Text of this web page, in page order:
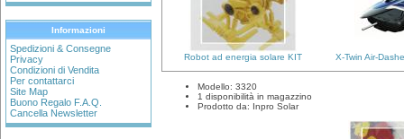
Informazioni
Spedizioni & Consegne
Privacy
Condizioni di Vendita
Per contattarci
Site Map
Buono Regalo F.A.Q.
Cancella Newsletter
Modello: 3320
1 disponibilità in magazzino
Prodotto da: Inpro Solar
Robot ad energia solare KIT X-Twin Air-